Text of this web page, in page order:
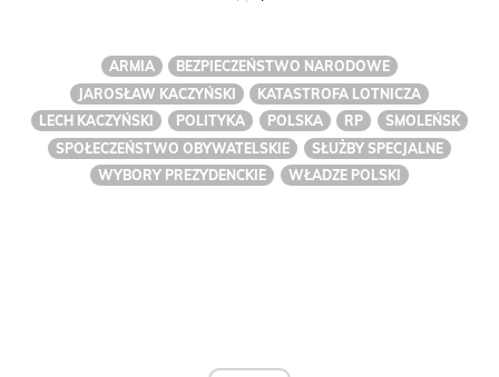
ARMIA
BEZPIECZEŃSTWO NARODOWE
JAROSŁAW KACZYŃSKI
KATASTROFA LOTNICZA
LECH KACZYŃSKI
POLITYKA POLSKA RP
SMOLEŃSK
SPOŁECZEŃSTWO OBYWATELSKIE
SŁUŻBY SPECJALNE
WYBORY PREZYDENCKIE
WŁADZE POLSKI